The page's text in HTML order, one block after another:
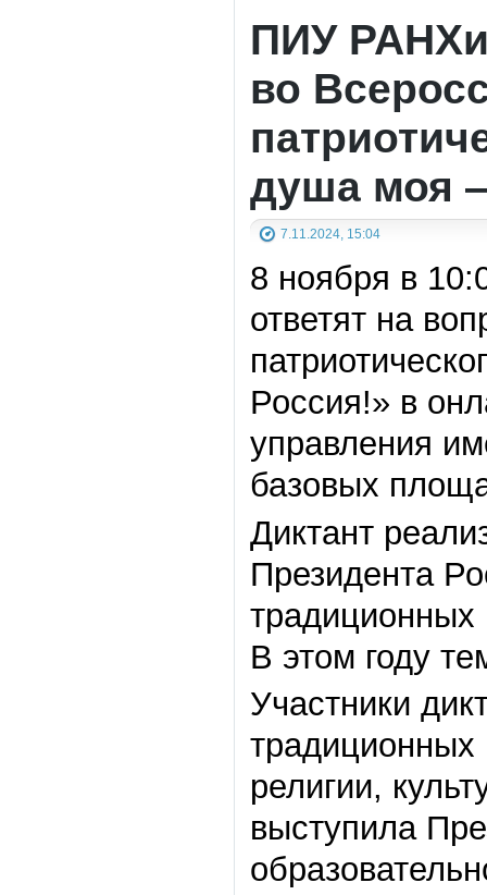
ПИУ
во
душа моя
7.11.2024, 15:04
8 ноября в
ответят на
Россия!» в
управления
базовых
Диктант
Президента
традиционных
В этом году
Участники
традиционных
религии,
выступила